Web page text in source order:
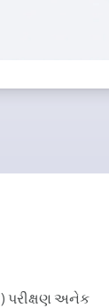
પરીક્ષણ અનેક